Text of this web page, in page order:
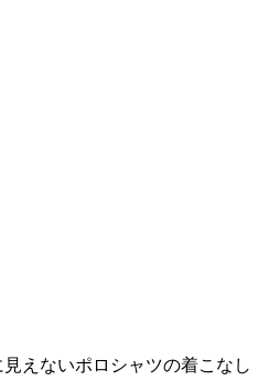
見えないポロシャツの着こなし